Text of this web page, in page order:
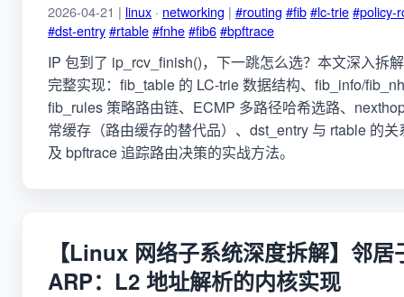
2026-04-21 | linux · networking | #routing #fib#lc-trie#policy-
#dst-entry#rtable#fnhe#fib6#bpftrace
IP 包到了 ip_rcv_finish()，下一跳怎么选？本文深入拆
完整实现：fib_table 的 LC-trie 数据结构、fib_info/
fib_rules 策略路由链、ECMP 多路径哈希选路、
常缓存（路由缓存的替代品）、dst_entry 与 rtable 的
及 bpftrace 追踪路由决策的实战方法。
【Linux 网络子系统深度拆解】邻居
ARP：L2 地址解析的内核实现